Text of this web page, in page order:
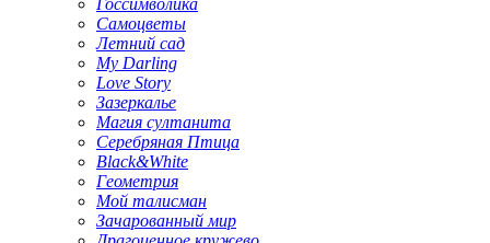
Госсимволика
Самоцветы
Летний сад
My Darling
Love Story
Зазеркалье
Магия султанита
Серебряная Птица
Black&White
Геометрия
Мой талисман
Зачарованный мир